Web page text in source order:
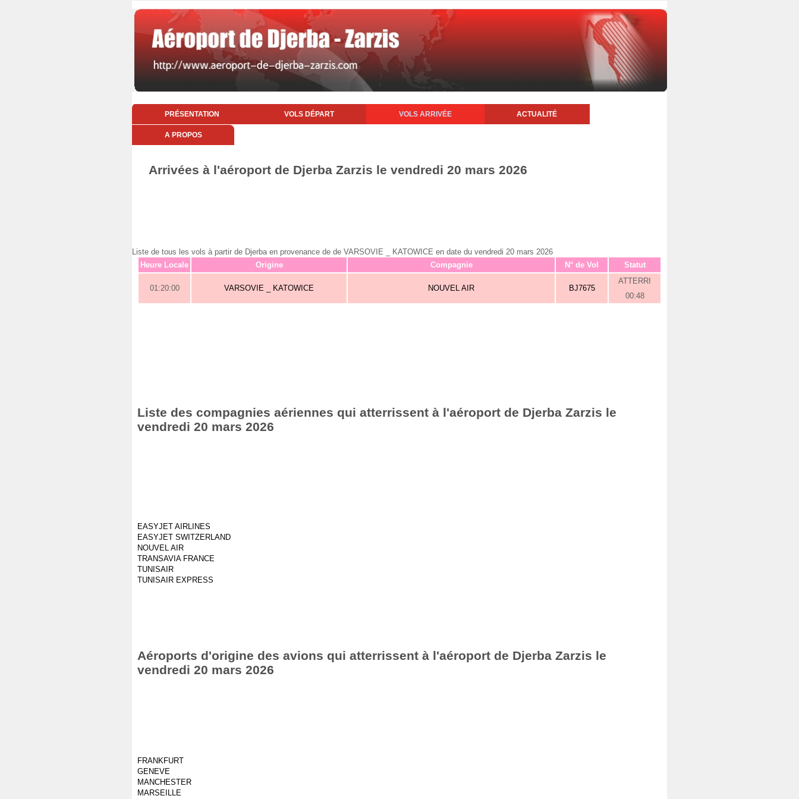
PRÉSENTATION VOLS DÉPART VOLS ARRIVÉE ACTUALITÉ
A PROPOS
Arrivées à l'aéroport de Djerba Zarzis le vendredi 20 mars 2026
Liste de tous les vols à partir de Djerba en provenance de de VARSOVIE _ KATOWICE en date du vendredi 20 mars 2026
Heure Locale
Origine Compagnie N° de Vol Statut
01:20:00 VARSOVIE _ KATOWICE NOUVEL AIR BJ7675
ATTERRI
00:48
Liste des compagnies aériennes qui atterrissent à l'aéroport de Djerba Zarzis le
vendredi 20 mars 2026
EASYJET AIRLINES
EASYJET SWITZERLAND
NOUVEL AIR
TRANSAVIA FRANCE
TUNISAIR
TUNISAIR EXPRESS
Aéroports d'origine des avions qui atterrissent à l'aéroport de Djerba Zarzis le
vendredi 20 mars 2026
FRANKFURT
GENEVE
MANCHESTER
MARSEILLE